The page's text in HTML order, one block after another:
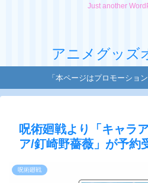
Just another
アニメグッズ
「本ページはプロモーショ
呪術廻戦より「キャラ
ア/釘崎野薔薇」が予約
呪術廻戦